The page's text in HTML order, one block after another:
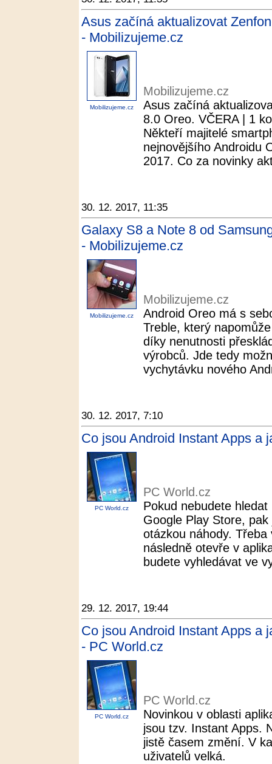
Asus začíná aktualizovat
- Mobilizujeme.cz
Mobilizujeme.cz
Mobilizujeme.cz
Asus začíná
8.0 Oreo. VČERA | 1
Někteří majitelé
nejnovějšího Androidu
2017. Co za novinky
30. 12. 2017, 11:35
Galaxy S8 a Note 8 od
- Mobilizujeme.cz
Mobilizujeme.cz
Mobilizujeme.cz
Android Oreo má s
Treble, který
díky nenutnosti
výrobců. Jde tedy
vychytávku nového
30. 12. 2017, 7:10
Co jsou Android Instant Apps a
PC World.cz
PC World.cz
Pokud nebudete
Google Play Store,
otázkou náhody.
následně otevře v
budete vyhledávat ve
29. 12. 2017, 19:44
Co jsou Android Instant Apps a
- PC World.cz
PC World.cz
PC World.cz
Novinkou v oblasti
jsou tzv. Instant Apps.
jistě časem změní. V
uživatelů velká.